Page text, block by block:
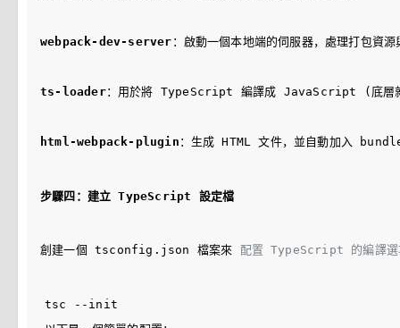
webpack-dev-server ：啟動一個本地端的伺服器，處理打包資
ts-loader：用於將 TypeScript 編譯成 JavaScript (底
html-webpack-plugin ：生成 HTML 文件，並自動加入
步驟四：建立 TypeScript 設定檔
創建一個 tsconfig.json 檔案來 配置 TypeScript 的編譯選